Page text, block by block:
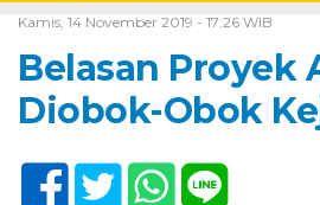
Kamis, 14 November 2019 - 17:26 WIB
Belasan Proyek
Diobok-Obok